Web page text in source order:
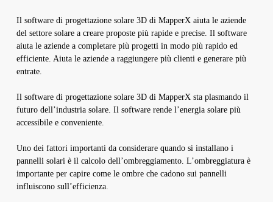
Il software di progettazione solare 3D di MapperX aiuta le aziende
del settore solare a creare proposte più rapide e precise. Il software
aiuta le aziende a completare più progetti in modo più rapido ed
efficiente. Aiuta le aziende a raggiungere più clienti e generare più
entrate.
Il software di progettazione solare 3D di MapperX sta plasmando il
futuro dell’industria solare. Il software rende l’energia solare più
accessibile e conveniente.
Uno dei fattori importanti da considerare quando si installano i
pannelli solari è il calcolo dell’ombreggiamento. L’ombreggiatura è
importante per capire come le ombre che cadono sui pannelli
influiscono sull’efficienza.